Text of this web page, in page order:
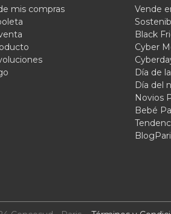
mis compras
Vende
Black
Cyber
Día de
Día del
Novios
Bebé